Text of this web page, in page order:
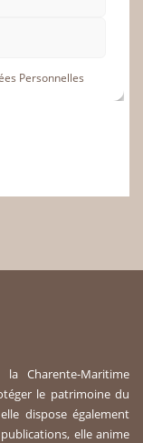
Charente-Maritime
le patrimoine du
dispose également
elle anime